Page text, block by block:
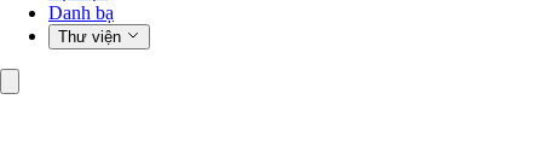
Danh bạ
Thư viện